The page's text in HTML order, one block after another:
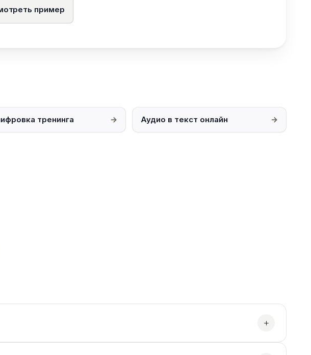
пример
тренинга Аудио в текст онлайн